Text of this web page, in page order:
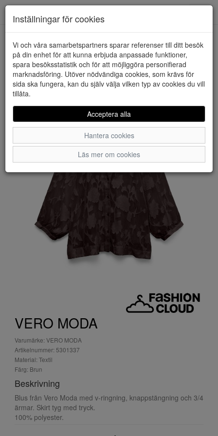
HEM VERO MODA
VERO MODA
Varumärke: VERO MODA
Artikelnummer: 5301337
Material: Textil
Färg: Brun
Beskrivning
Blus från Vero Moda med v-ringning, knappstängning och 3/4
ärmar. Skirt tyg med tryck.
100% polyester.
Inställningar för cookies
Vi och våra samarbetspartners sparar referenser till ditt besök
på din enhet för att kunna erbjuda anpassade funktioner,
spara besöksstatistik och för att möjliggöra personifierad
marknadsföring. Utöver nödvändiga cookies, som krävs för
sida ska fungera, kan du själv välja vilken typ av cookies du vill
tillåta.
Acceptera alla
Hantera cookies
Läs mer om cookies